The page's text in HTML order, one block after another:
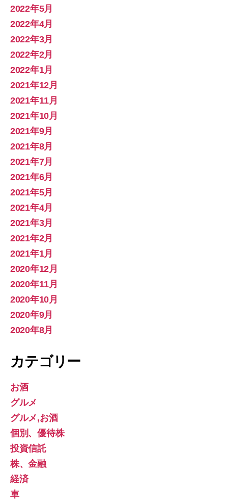
2022年5月
2022年4月
2022年3月
2022年2月
2022年1月
2021年12月
2021年11月
2021年10月
2021年9月
2021年8月
2021年7月
2021年6月
2021年5月
2021年4月
2021年3月
2021年2月
2021年1月
2020年12月
2020年11月
2020年10月
2020年9月
2020年8月
カテゴリー
お酒
グルメ
グルメ,お酒
個別、優待株
投資信託
株、金融
経済
車